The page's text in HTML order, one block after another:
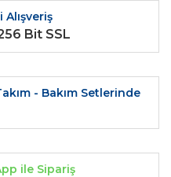
Alışveriş
Bit SSL
- Bakım Setlerinde
ile Sipariş